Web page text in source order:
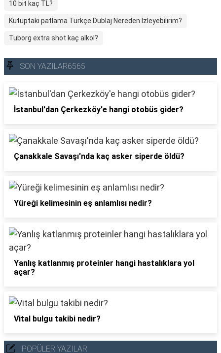
10 bit kaç TL?
Kutuptaki patlama Türkçe Dublaj Nereden İzleyebilirim?
Tuborg extra shot kaç alkol?
SON YAZILAR6565
İstanbul'dan Çerkezköy'e hangi otobüs gider?
Çanakkale Savaşı'nda kaç asker siperde öldü?
Yüreği kelimesinin eş anlamlısı nedir?
Yanlış katlanmış proteinler hangi hastalıklara yol
açar?
Vital bulgu takibi nedir?
POPÜLER YAZILAR